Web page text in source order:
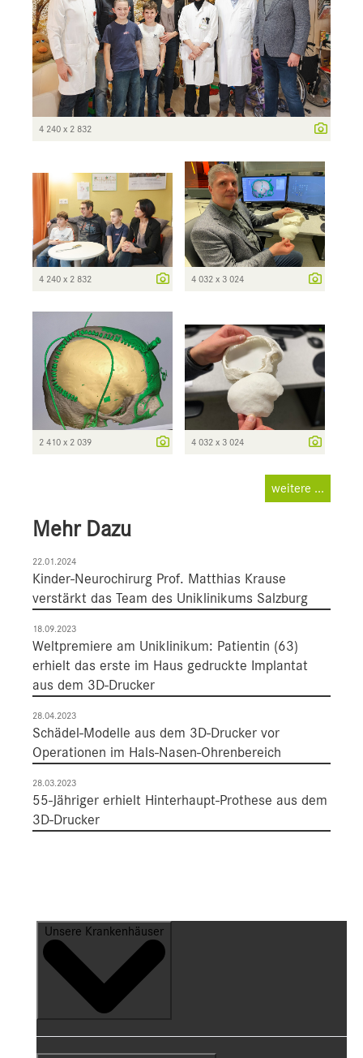
4 240 x 2 832
4 240 x 2 832 4 032 x 3 024
2 410 x 2 039 4 032 x 3 024
weitere ...
Mehr Dazu
22.01.2024
Kinder-Neurochirurg Prof. Matthias Krause
verstärkt das Team des Uniklinikums Salzburg
18.09.2023
Weltpremiere am Uniklinikum: Patientin (63)
erhielt das erste im Haus gedruckte Implantat
aus dem 3D-Drucker
28.04.2023
Schädel-Modelle aus dem 3D-Drucker vor
Operationen im Hals-Nasen-Ohrenbereich
28.03.2023
55-Jähriger erhielt Hinterhaupt-Prothese aus dem
3D-Drucker
Unsere Krankenhäuser